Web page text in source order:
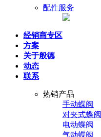
配件服务
经销商专区
方案
关于般德
动态
联系
热销产品
手动蝶阀
对夹式蝶阀
电动蝶阀
气动蝶阀